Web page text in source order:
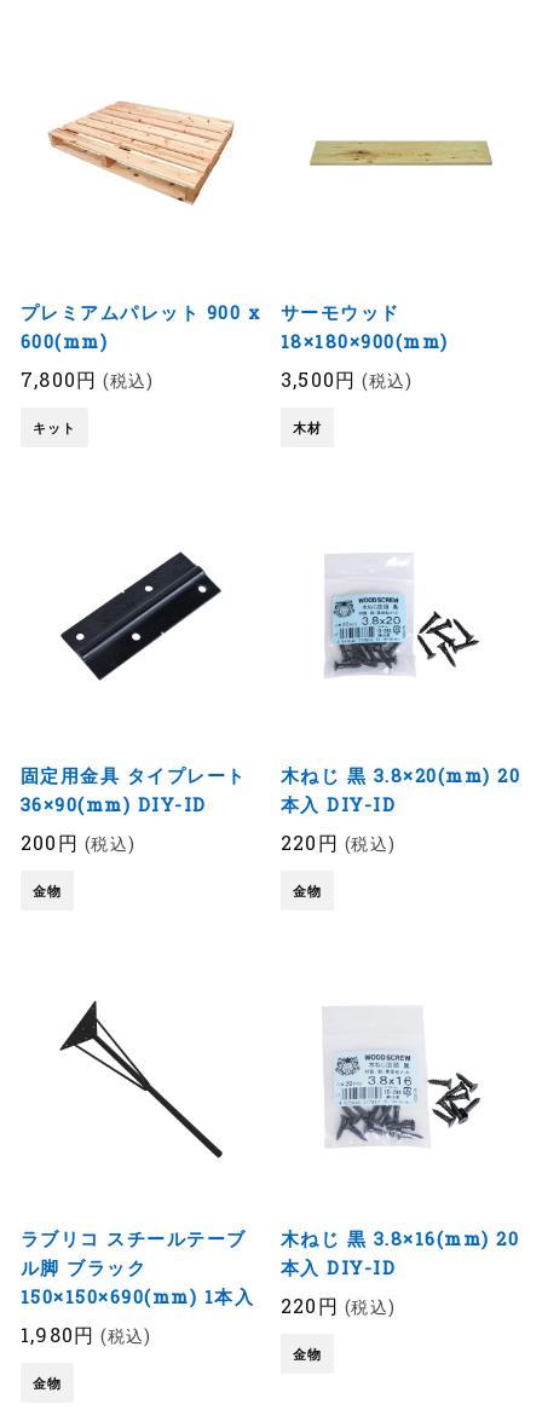
プレミアムパレット 900 x
600(mm)
7,800円 (税込)
キット
サーモウッド
18×180×900(mm)
3,500円 (税込)
木材
固定用金具 タイプレート
36×90(mm) DIY-ID
200円 (税込)
金物
木ねじ 黒 3.8×20(mm) 20
本入 DIY-ID
220円 (税込)
金物
ラブリコ スチールテーブ
ル脚 ブラック
150×150×690(mm) 1本入
1,980円 (税込)
金物
木ねじ 黒 3.8×16(mm) 20
本入 DIY-ID
220円 (税込)
金物